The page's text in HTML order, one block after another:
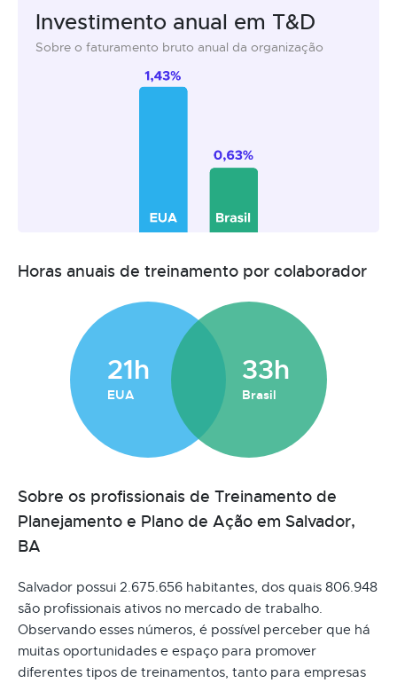
Investimento anual em T&D
Sobre o faturamento bruto anual da organização
Horas anuais de treinamento por colaborador
21h
EUA
33h
Brasil
Sobre os profissionais de Treinamento de
Planejamento e Plano de Ação em Salvador,
BA
Salvador possui 2.675.656 habitantes, dos quais 806.948
são profissionais ativos no mercado de trabalho.
Observando esses números, é possível perceber que há
muitas oportunidades e espaço para promover
diferentes tipos de treinamentos, tanto para empresas